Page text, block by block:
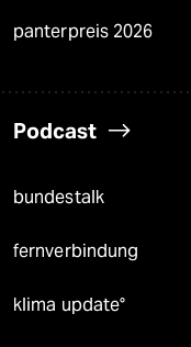
panterpreis 2026
Podcast
bundestalk
fernverbindung
klima update°